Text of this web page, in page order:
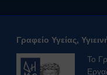
Γραφείο Υγείας,
Το